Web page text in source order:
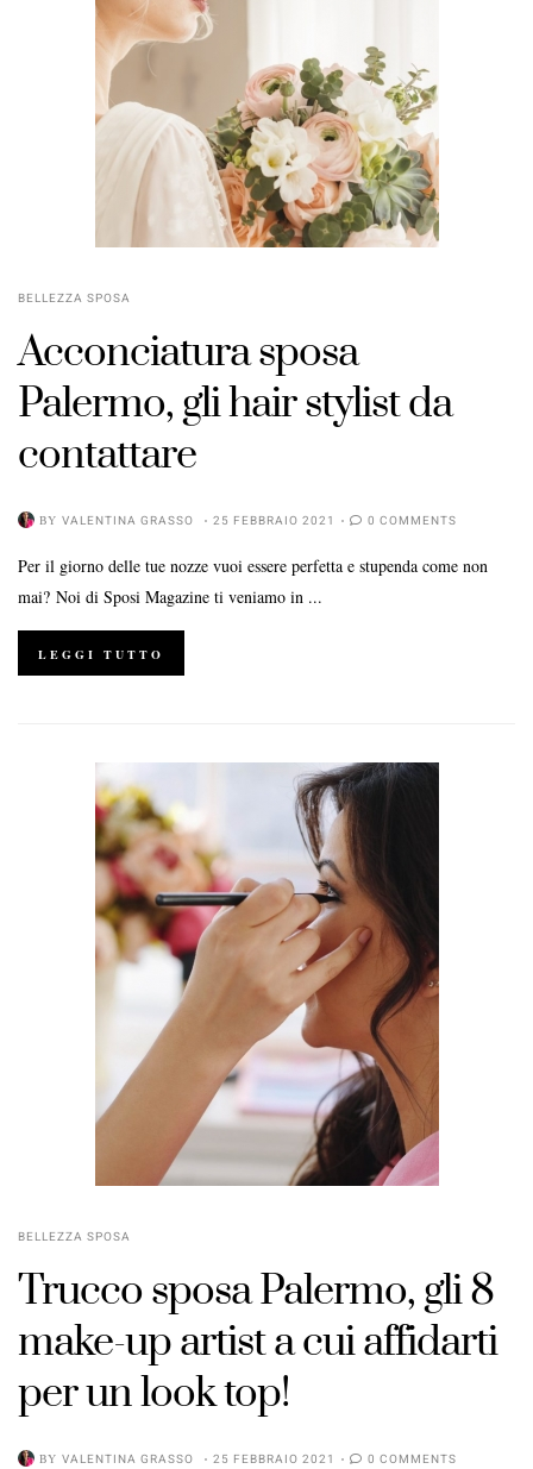
BELLEZZA SPOSA
Acconciatura sposa
Palermo, gli hair stylist da
contattare
BY VALENTINA GRASSO 25 FEBBRAIO 2021 0 COMMENTS
Per il giorno delle tue nozze vuoi essere perfetta e stupenda come non
mai? Noi di Sposi Magazine ti veniamo in ...
LEGGI TUTTO
BELLEZZA SPOSA
Trucco sposa Palermo, gli 8
make-up artist a cui affidarti
per un look top!
BY VALENTINA GRASSO 25 FEBBRAIO 2021 0 COMMENTS